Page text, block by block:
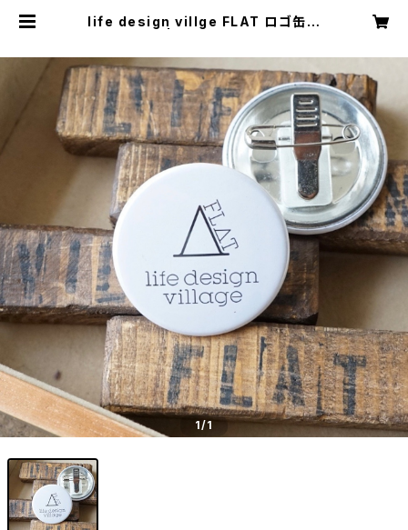
life design villge FLAT ロゴ缶バ
1/1